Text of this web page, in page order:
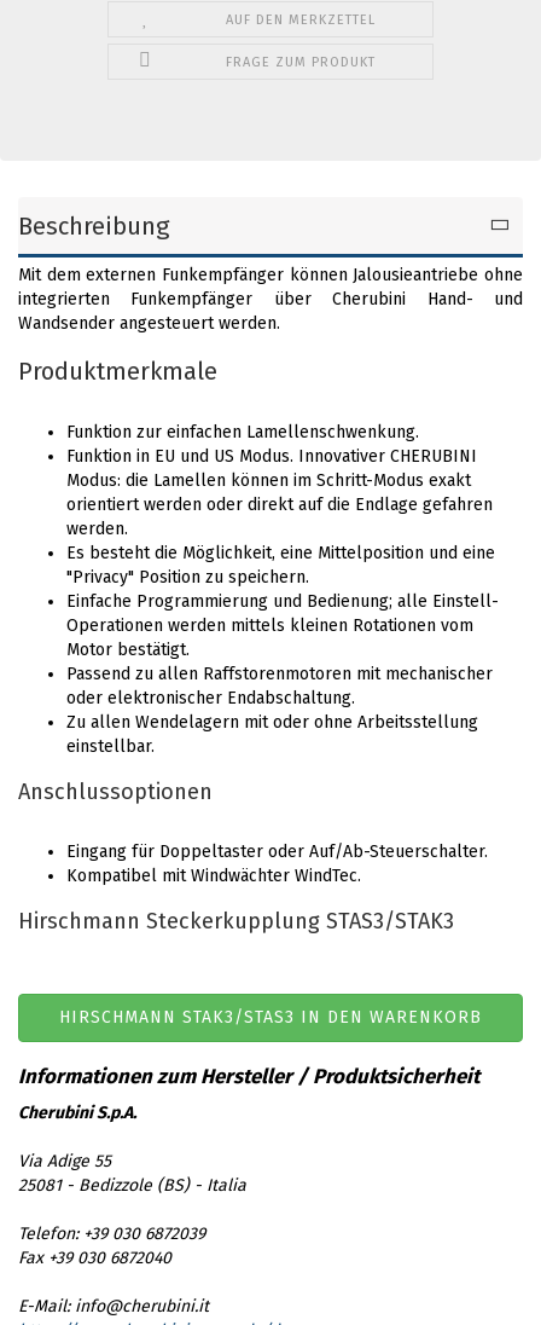
AUF DEN MERKZETTEL
FRAGE ZUM PRODUKT
Beschreibung
Mit dem externen Funkempfänger können Jalousieantriebe ohne
integrierten Funkempfänger über Cherubini Hand- und
Wandsender angesteuert werden.
Produktmerkmale
Funktion zur einfachen Lamellenschwenkung.
Funktion in EU und US Modus. Innovativer CHERUBINI
Modus: die Lamellen können im Schritt-Modus exakt
orientiert werden oder direkt auf die Endlage gefahren
werden.
Es besteht die Möglichkeit, eine Mittelposition und eine
"Privacy" Position zu speichern.
Einfache Programmierung und Bedienung; alle Einstell-
Operationen werden mittels kleinen Rotationen vom
Motor bestätigt.
Passend zu allen Raffstorenmotoren mit mechanischer
oder elektronischer Endabschaltung.
Zu allen Wendelagern mit oder ohne Arbeitsstellung
einstellbar.
Anschlussoptionen
Eingang für Doppeltaster oder Auf/Ab-Steuerschalter.
Kompatibel mit Windwächter WindTec.
Hirschmann Steckerkupplung STAS3/STAK3
HIRSCHMANN STAK3/STAS3 IN DEN WARENKORB
Cherubini S.p.A.
Via Adige 55
25081 - Bedizzole (BS) - Italia
Telefon: +39 030 6872039
Fax +39 030 6872040
E-Mail: info@cherubini.it